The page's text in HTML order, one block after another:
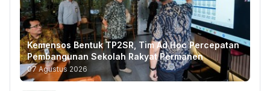
Kemensos Bentuk TP2SR, Tim Ad Hoc Percepatan
Pembangunan Sekolah Rakyat Permanen
07 Agustus 2026